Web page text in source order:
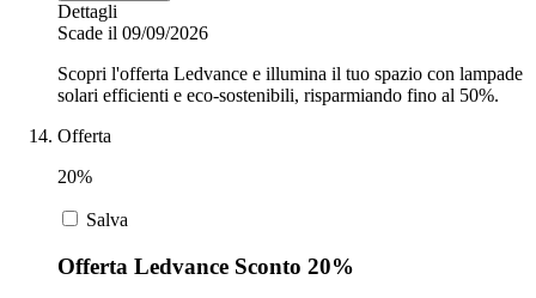
Dettagli
Scade il 09/09/2026
Scopri l'offerta Ledvance e illumina il tuo spazio con lampade
solari efficienti e eco-sostenibili, risparmiando fino al 50%.
Offerta
20%
Salva
Offerta Ledvance Sconto 20%